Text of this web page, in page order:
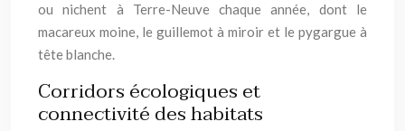
ou nichent à Terre-Neuve chaque année, dont le
macareux moine, le guillemot à miroir et le pygargue à
tête blanche.
Corridors écologiques et
connectivité des habitats